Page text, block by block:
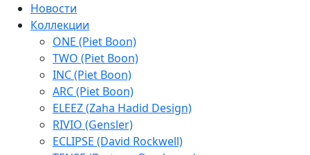
Новости
Коллекции
ONE (Piet Boon)
TWO (Piet Boon)
INC (Piet Boon)
ARC (Piet Boon)
ELEEZ (Zaha Hadid Design)
RIVIO (Gensler)
ECLIPSE (David Rockwell)